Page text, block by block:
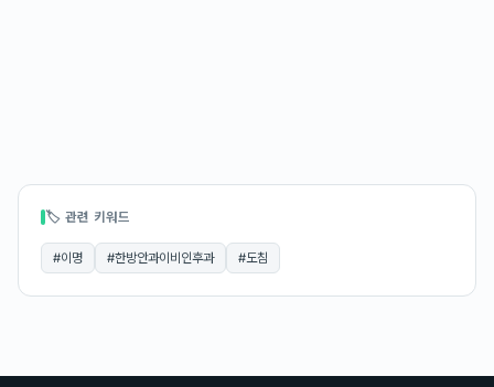
🏷 관련 키워드
#이명 #한방안과이비인후과 #도침